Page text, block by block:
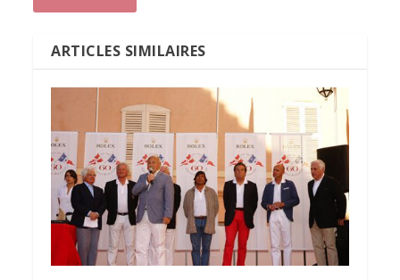
ARTICLES SIMILAIRES